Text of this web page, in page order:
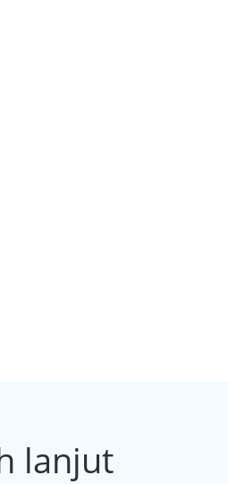
lanjut